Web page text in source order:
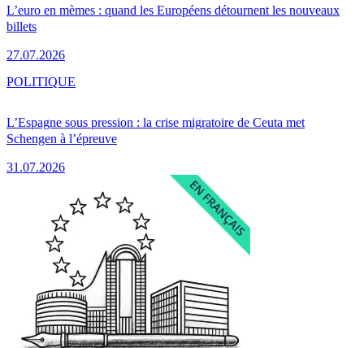
L’euro en mèmes : quand les Européens détournent les nouveaux
billets
27.07.2026
L’Espagne sous pression : la crise migratoire de Ceuta met
Schengen à l’épreuve
31.07.2026
POLITIQUE